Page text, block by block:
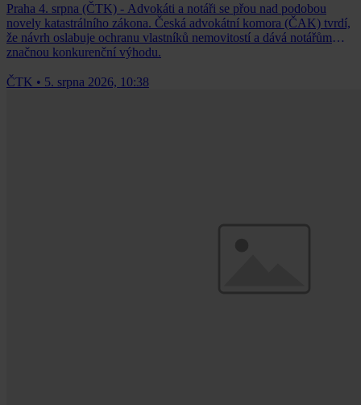
Praha 4. srpna (ČTK) - Advokáti a notáři se přou nad podobou
novely katastrálního zákona. Česká advokátní komora (ČAK) tvrdí,
že návrh oslabuje ochranu vlastníků nemovitostí a dává notářům
značnou konkurenční výhodu.
ČTK • 5. srpna 2026, 10:38